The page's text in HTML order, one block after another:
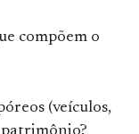
compõem o
(veículos,